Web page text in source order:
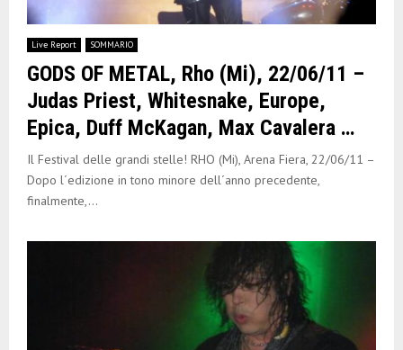
Live Report SOMMARIO
GODS OF METAL, Rho (Mi), 22/06/11 –
Judas Priest, Whitesnake, Europe,
Epica, Duff McKagan, Max Cavalera …
Il Festival delle grandi stelle! RHO (Mi), Arena Fiera, 22/06/11 –
Dopo l´edizione in tono minore dell´anno precedente,
finalmente,...